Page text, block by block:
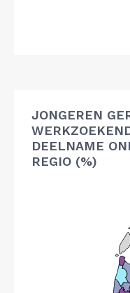
JONGEREN
DEELNAME
REGIO (%)